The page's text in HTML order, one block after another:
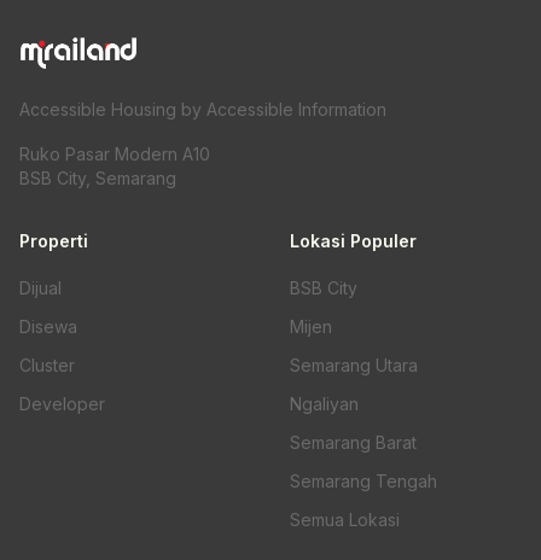
Accessible Housing by Accessible Information
Ruko Pasar Modern A10
BSB City, Semarang
Properti
Dijual
Disewa
Cluster
Developer
Lokasi Populer
BSB City
Mijen
Semarang Utara
Ngaliyan
Semarang Barat
Semarang Tengah
Semua Lokasi